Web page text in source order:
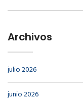
Archivos
julio 2026
junio 2026